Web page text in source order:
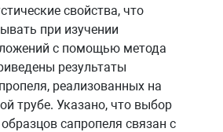
свойства, что
при изучении
с помощью метода
результаты
реализованных на
трубе. Указано, что выбор
сапропеля связан с